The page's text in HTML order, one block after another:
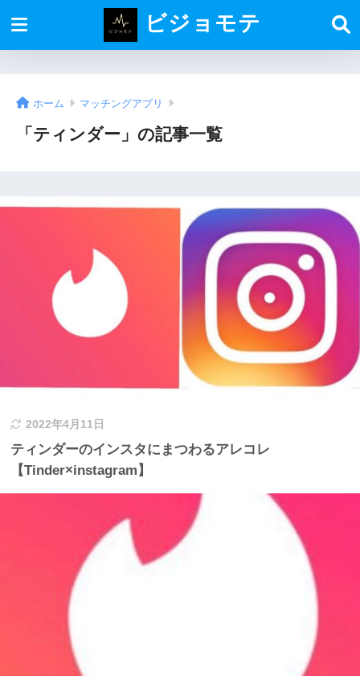
ビジョモテ
ホーム マッチングアプリ
「ティンダー」の記事一覧
2022年4月11日
ティンダーのインスタにまつわるアレコレ
【Tinder×instagram】